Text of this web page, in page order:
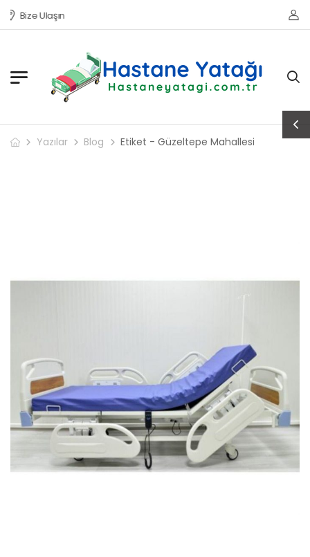
Bize Ulaşın
Yazılar Blog Etiket - Güzeltepe Mahallesi